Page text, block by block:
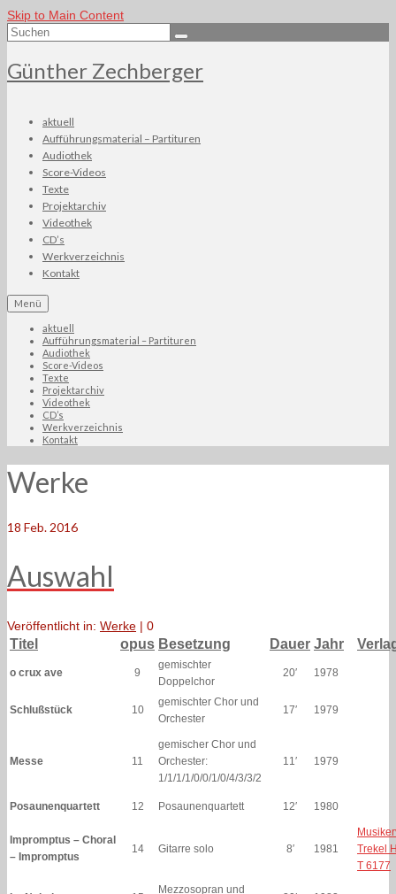
Skip to Main Content
Suchen
nach:
Günther Zechberger
aktuell
Aufführungsmaterial – Partituren
Audiothek
Score-Videos
Texte
Projektarchiv
Videothek
CD’s
Werkverzeichnis
Kontakt
Menü
aktuell
Aufführungsmaterial – Partituren
Audiothek
Score-Videos
Texte
Projektarchiv
Videothek
CD’s
Werkverzeichnis
Kontakt
Werke
18 Feb. 2016
Auswahl
Veröffentlicht in: Werke | 0
Titel opus Besetzung Dauer Jahr
o crux ave 9
gemischter
Doppelchor
20′ 1978
Schlußstück 10
gemischter Chor und
Orchester
17′ 1979
Messe 11
gemischer Chor und
Orchester:
1/1/1/1/0/0/1/0/4/3/3/2
11′ 1979
Posaunenquartett 12 Posaunenquartett 12′ 1980
Impromptus – Choral
– Impromptus
14 Gitarre solo 8′ 1981
Trekel
T 6177
Mezzosopran und